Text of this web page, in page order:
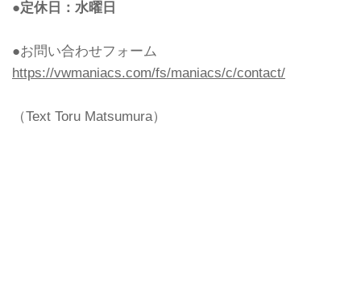
●定休日：水曜日
●お問い合わせフォーム
https://vwmaniacs.com/fs/maniacs/c/contact/
（Text Toru Matsumura）